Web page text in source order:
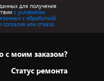
для получения
с условиями
с обработкой,
или отказа.
с моим заказом?
Статус ремонта